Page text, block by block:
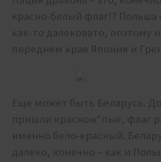
красно-белый флаг!? Польша
как-то далековато, поэтому
переднем крае Япония и
Еще может быть Беларусь. До
пришли краснож*пые, флаг
именно бело-красный.
далеко, конечно – как и